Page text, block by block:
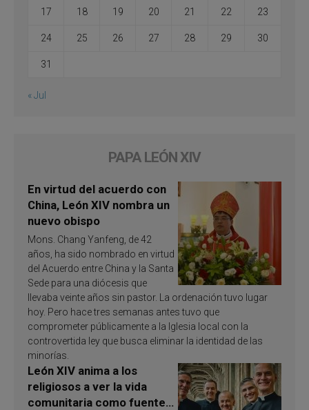
17 18 19 20 21 22 23
24 25 26 27 28 29 30
31
« Jul
PAPA LEÓN XIV
En virtud del acuerdo con
China, León XIV nombra un
nuevo obispo
Mons. Chang Yanfeng, de 42
años, ha sido nombrado en virtud
del Acuerdo entre China y la Santa
Sede para una diócesis que
llevaba veinte años sin pastor. La ordenación tuvo lugar
hoy. Pero hace tres semanas antes tuvo que
comprometer públicamente a la Iglesia local con la
controvertida ley que busca eliminar la identidad de las
minorías.
León XIV anima a los
religiosos a ver la vida
comunitaria como fuente